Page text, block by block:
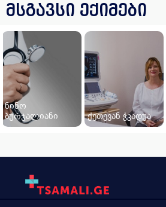
მსგავსი ექიმები
ნინო
ბურჯალიანი
ქეთევან ჭკადუა